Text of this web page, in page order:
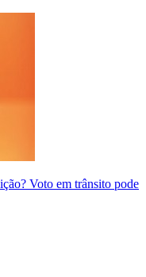
Voto em trânsito pode